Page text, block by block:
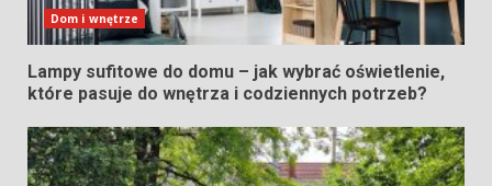
Dom i wnętrze
Lampy sufitowe do domu – jak wybrać oświetlenie,
które pasuje do wnętrza i codziennych potrzeb?